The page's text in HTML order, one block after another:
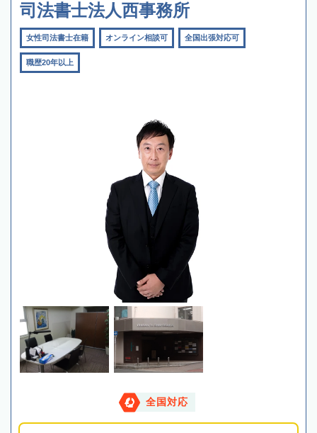
司法書士法人西事務所
女性司法書士在籍 オンライン相談可 全国出張対応可
職歴20年以上
全国対応